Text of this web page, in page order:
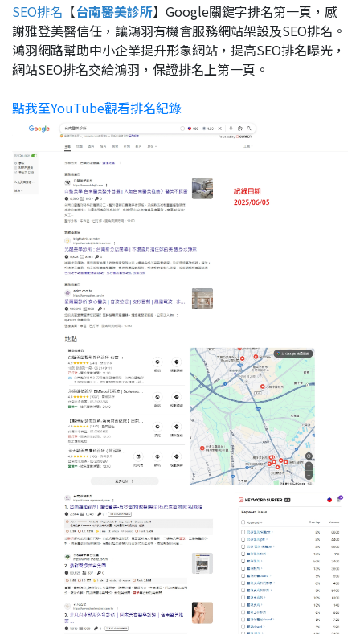
SEO排名 【台南醫美診所】Google關鍵字排名第一頁，感
謝雅登美醫信任，讓鴻羽有機會服務網站架設及SEO排名。
鴻羽網路幫助中小企業提升形象網站，提高SEO排名曝光，
網站SEO排名交給鴻羽，保證排名上第一頁。
點我至YouTube觀看排名紀錄